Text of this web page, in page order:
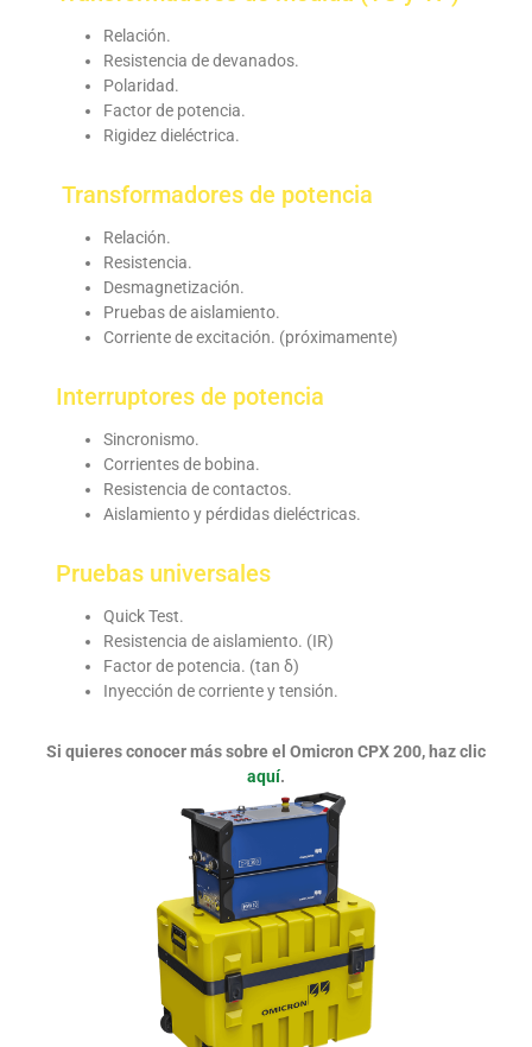
Relación.
Resistencia de devanados.
Polaridad.
Factor de potencia.
Rigidez dieléctrica.
Transformadores de potencia
Relación.
Resistencia.
Desmagnetización.
Pruebas de aislamiento.
Corriente de excitación. (próximamente)
Interruptores de potencia
Sincronismo.
Corrientes de bobina.
Resistencia de contactos.
Aislamiento y pérdidas dieléctricas.
Pruebas universales
Quick Test.
Resistencia de aislamiento. (IR)
Factor de potencia. (tan δ)
Inyección de corriente y tensión.
Si quieres conocer más sobre el Omicron CPX 200, haz clic
aquí.